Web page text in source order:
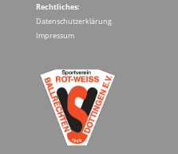
Rechtliches:
Datenschutzerklärung
Impressum